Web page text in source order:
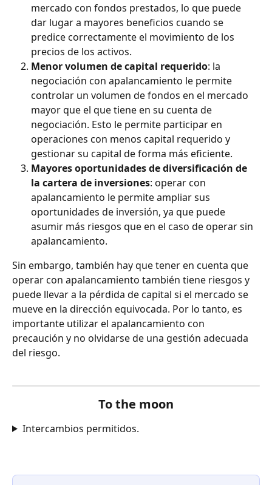
mercado con fondos prestados, lo que puede
dar lugar a mayores beneficios cuando se
predice correctamente el movimiento de los
precios de los activos.
Menor volumen de capital requerido: la
negociación con apalancamiento le permite
controlar un volumen de fondos en el mercado
mayor que el que tiene en su cuenta de
negociación. Esto le permite participar en
operaciones con menos capital requerido y
gestionar su capital de forma más eficiente.
Mayores oportunidades de diversificación de
la cartera de inversiones: operar con
apalancamiento le permite ampliar sus
oportunidades de inversión, ya que puede
asumir más riesgos que en el caso de operar sin
apalancamiento.
Sin embargo, también hay que tener en cuenta que
operar con apalancamiento también tiene riesgos y
puede llevar a la pérdida de capital si el mercado se
mueve en la dirección equivocada. Por lo tanto, es
importante utilizar el apalancamiento con
precaución y no olvidarse de una gestión adecuada
del riesgo.
To the moon
Intercambios permitidos.